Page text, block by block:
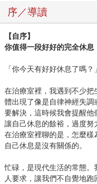
序／導讀
【自序】
你值得一段好好的完全休息
「你今天有好好休息了嗎？
在治療室裡，我遇到不少
體出現了像是自律神經失
要解決，這時候我會提醒
讓自己休息的餘裕，過度
在治療室裡聊的是，怎麼
自己休息是沒有關係的。
忙碌，是現代生活的常態
人要求，讓我們不自覺地跑